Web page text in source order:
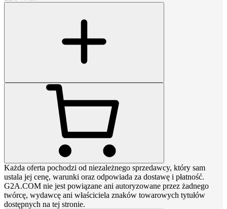
Każda oferta pochodzi od niezależnego sprzedawcy, który sam
ustala jej cenę, warunki oraz odpowiada za dostawę i płatność.
G2A.COM nie jest powiązane ani autoryzowane przez żadnego
twórcę, wydawcę ani właściciela znaków towarowych tytułów
dostępnych na tej stronie.